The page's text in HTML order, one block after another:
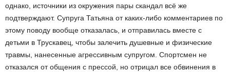
однако, источники из окружения пары скандал всё же
подтверждают. Супруга Татьяна от каких-либо комментариев по
этому поводу вообще отказалась, и отправилась вместе с
детьми в Трускавец, чтобы залечить душевные и физические
травмы, нанесенные агрессивным супругом. Спортсмен не
отказался от общения с прессой, но отрицал все обвинения в